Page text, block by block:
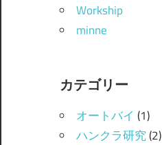
Workship
minne
カテゴリー
オートバイ (1)
ハンクラ研究(2)